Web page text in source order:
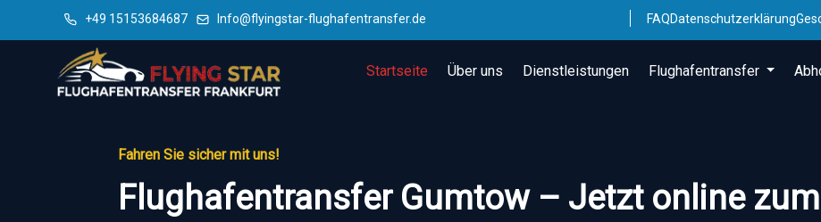
+49 15153684687 Info@flyingstar-flughafentransfer.de FAQDatenschutzerklärung
Startseite Über uns Dienstleistungen Flughafentransfer
Fahren Sie sicher mit uns!
Flughafentransfer Gumtow – Jetzt online